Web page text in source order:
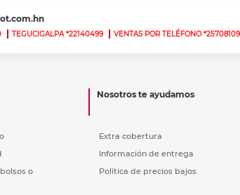
TEGUCIGALPA *22140499 VENTAS POR TELÉFONO *25708109
o
Nosotros te ayudamos
Extra cobertura
Información de entrega
Política de precios bajos